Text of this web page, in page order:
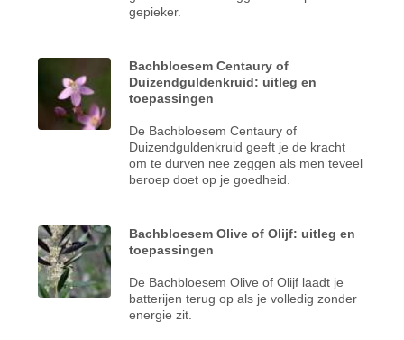
gepieker.
Bachbloesem Centaury of
Duizendguldenkruid: uitleg en
toepassingen
De Bachbloesem Centaury of
Duizendguldenkruid geeft je de kracht
om te durven nee zeggen als men teveel
beroep doet op je goedheid.
Bachbloesem Olive of Olijf: uitleg en
toepassingen
De Bachbloesem Olive of Olijf laadt je
batterijen terug op als je volledig zonder
energie zit.